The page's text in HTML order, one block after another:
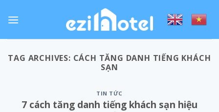
TAG ARCHIVES: CÁCH TĂNG DANH TIẾNG KHÁCH
SẠN
TIN TỨC
7 cách tăng danh tiếng khách sạn hiệu